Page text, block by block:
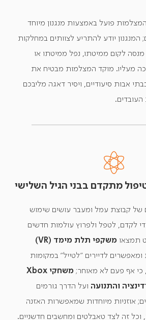
מתקדם בבני הגיל השלישי
של קבוצת עמל ומעבר עושים שימוש
לקדם, לטפל ולפרוץ עולמות חדשים
תמצאו משקפי תלת מימד (VR)
ומאפשרים לדיירים "לטייל" במקומות
כי אף פעם לא מאוחר;
משחקי Xbox
והתנועה ועל הדרך גורמים
אוזניות מיוחדות שמאפשרות האזנה
וכל זה לצד טאבלטים ומחשבים חדשניים.
פועל באמצעות מנגנון מיוחד
המנגנון יודע להתריע לצוותים במחלקות
מנסה לקום ממיטתו, נפל ממיטתו או
מעליו. מוקד המצלמות מבטיח את
אבות סיעודיים, ויסיר דאגה מליבכם